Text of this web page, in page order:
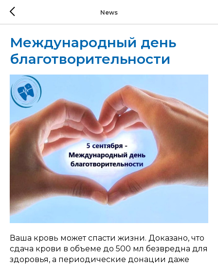
News
Международный день
благотворительности
Ваша кровь может спасти жизни. Доказано, что
сдача крови в объеме до 500 мл безвредна для
здоровья, а периодические донации даже